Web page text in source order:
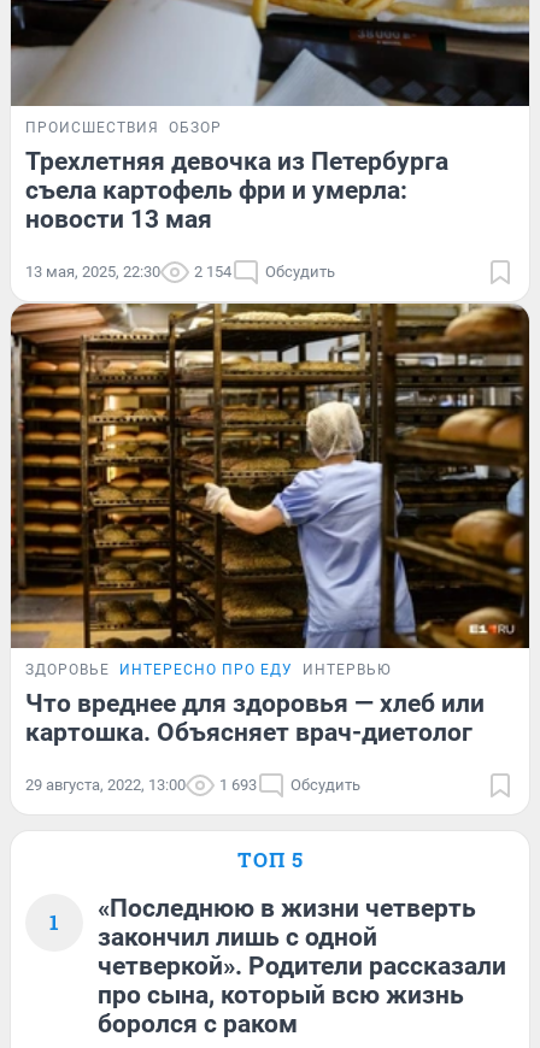
ПРОИСШЕСТВИЯ ОБЗОР
Трехлетняя девочка из Петербурга
съела картофель фри и умерла:
новости 13 мая
13 мая, 2025, 22:30 2 154 Обсудить
ЗДОРОВЬЕ ИНТЕРЕСНО ПРО ЕДУ ИНТЕРВЬЮ
Что вреднее для здоровья — хлеб или
картошка. Объясняет врач-диетолог
29 августа, 2022, 13:00 1 693 Обсудить
ТОП 5
1
«Последнюю в жизни четверть
закончил лишь с одной
четверкой». Родители рассказали
про сына, который всю жизнь
боролся с раком